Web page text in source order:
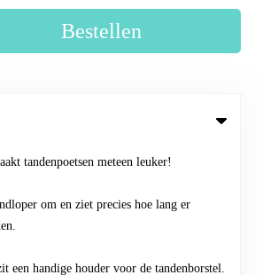
Bestellen
tandenpoetsen meteen leuker!
om en ziet precies hoe lang er
een handige houder voor de tandenborstel.